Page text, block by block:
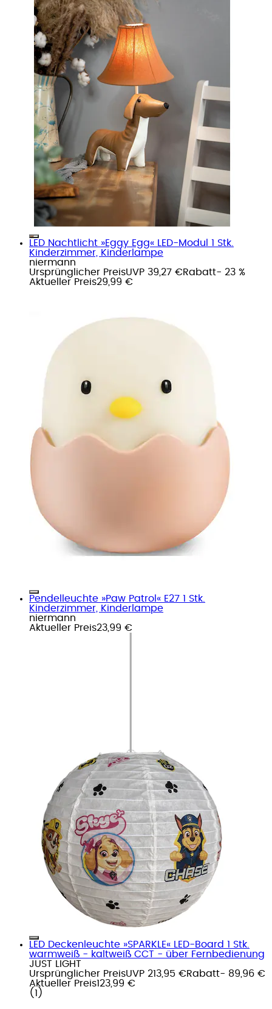
LED Nachtlicht »Eggy Egg« LED-Modul 1 Stk.
Kinderzimmer, Kinderlampe
niermann
Ursprünglicher PreisUVP 39,27 €Rabatt- 23 %
Aktueller Preis29,99 €
Pendelleuchte »Paw Patrol« E27 1 Stk.
Kinderzimmer, Kinderlampe
niermann
Aktueller Preis23,99 €
LED Deckenleuchte »SPARKLE« LED-Board 1 Stk.
warmweiß - kaltweiß CCT - über Fernbedienung
JUST LIGHT
Ursprünglicher PreisUVP 213,95 €Rabatt- 89,96 €
Aktueller Preis123,99 €
( 1 )